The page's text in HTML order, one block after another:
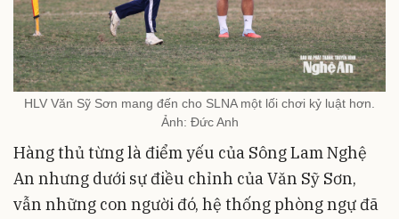
HLV Văn Sỹ Sơn mang đến cho SLNA một lối chơi kỷ luật hơn.
Ảnh: Đức Anh
Hàng thủ từng là điểm yếu của Sông Lam Nghệ
An nhưng dưới sự điều chỉnh của Văn Sỹ Sơn,
vẫn những con người đó, hệ thống phòng ngự đã